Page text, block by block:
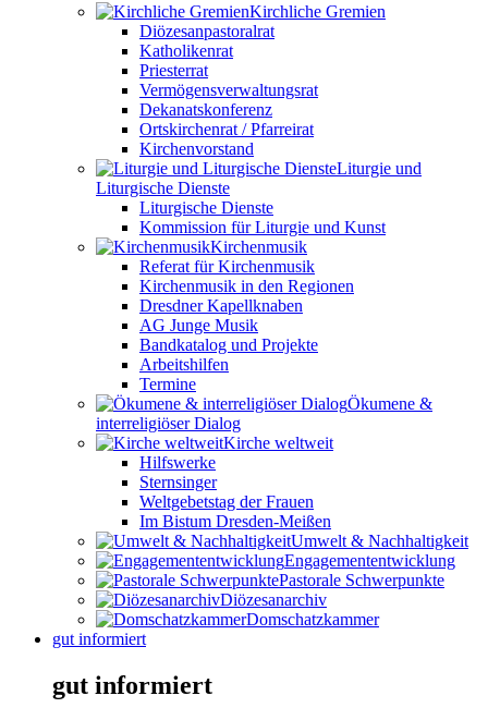
Kirchliche Gremien
Diözesanpastoralrat
Katholikenrat
Priesterrat
Vermögensverwaltungsrat
Dekanatskonferenz
Ortskirchenrat / Pfarreirat
Kirchenvorstand
Liturgie und
Liturgische Dienste
Liturgische Dienste
Kommission für Liturgie und Kunst
Kirchenmusik
Referat für Kirchenmusik
Kirchenmusik in den Regionen
Dresdner Kapellknaben
AG Junge Musik
Bandkatalog und Projekte
Arbeitshilfen
Termine
Ökumene &
interreligiöser Dialog
Kirche weltweit
Hilfswerke
Sternsinger
Weltgebetstag der Frauen
Im Bistum Dresden-Meißen
Umwelt & Nachhaltigkeit
Engagemententwicklung
Pastorale Schwerpunkte
Diözesanarchiv
Domschatzkammer
gut informiert
gut informiert